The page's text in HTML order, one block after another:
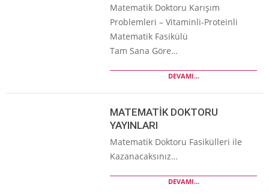
Matematik Doktoru Karışım
Problemleri – Vitaminli-Proteinli
Matematik Fasikülü
Tam Sana Göre…
DEVAMI...
MATEMATİK DOKTORU
YAYINLARI
Matematik Doktoru Fasikülleri ile
Kazanacaksınız…
DEVAMI...